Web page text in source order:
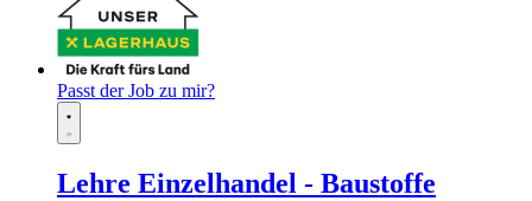
Passt der Job zu mir?
Lehre Einzelhandel - Baustoffe